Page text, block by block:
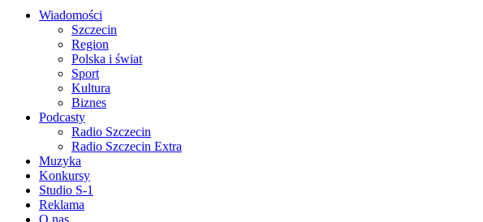
Wiadomości
Szczecin
Region
Polska i świat
Sport
Kultura
Biznes
Podcasty
Radio Szczecin
Radio Szczecin Extra
Muzyka
Konkursy
Studio S-1
Reklama